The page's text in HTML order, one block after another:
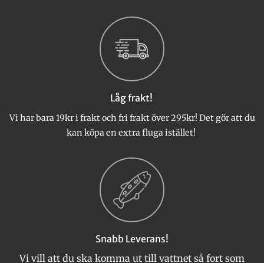
Låg frakt!
Vi har bara 19kr i frakt och fri frakt över 295kr! Det gör att du
kan köpa en extra fluga istället!
Snabb Leverans!
Vi vill att du ska komma ut till vattnet så fort som